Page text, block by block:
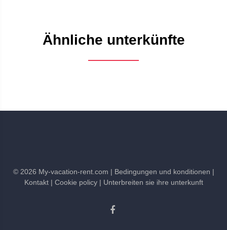
Ähnliche unterkünfte
© 2026 My-vacation-rent.com | Bedingungen und konditionen |
Kontakt | Cookie policy | Unterbreiten sie ihre unterkunft